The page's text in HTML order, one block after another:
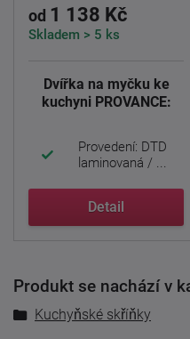
od 1 138 Kč
Skladem > 5 ks
Dvířka na myčku ke
kuchyni PROVANCE:
Provedení: DTD
laminovaná / ...
Detail
Produkt se nachází v
Kuchyňské skříňky